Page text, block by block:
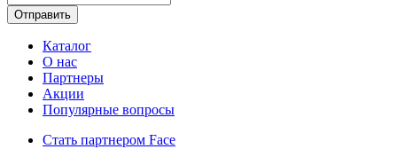
Каталог
О нас
Партнеры
Акции
Популярные вопросы
Стать партнером Face